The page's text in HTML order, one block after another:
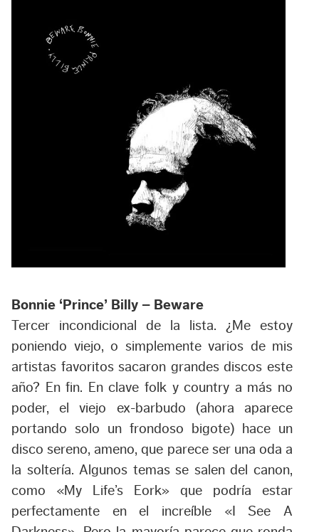
Bonnie ‘Prince’ Billy – Beware
Tercer incondicional de la lista. ¿Me estoy
poniendo viejo, o simplemente varios de mis
artistas favoritos sacaron grandes discos este
año? En fin. En clave folk y country a más no
poder, el viejo ex-barbudo (ahora aparece
portando solo un frondoso bigote) hace un
disco sereno, ameno, que parece ser una oda a
la soltería. Algunos temas se salen del canon,
como «My Life’s Eork» que podría estar
perfectamente en el increíble «I See A